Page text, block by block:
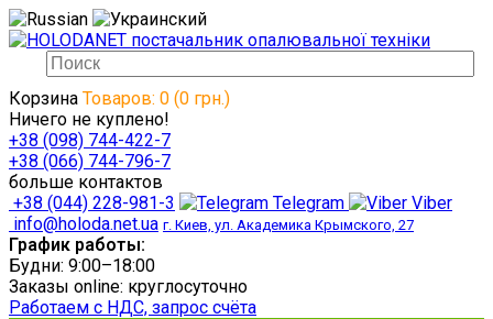
Корзина Товаров: 0 (0 грн.)
Ничего не куплено!
+38 (098) 744-422-7
+38 (066) 744-796-7
больше контактов
+38 (044) 228-981-3
Telegram
Viber
info@holoda.net.ua г. Киев, ул. Академика Крымского, 27
График работы:
Будни: 9:00–18:00
Заказы online: круглосуточно
Работаем с НДС, запрос счёта